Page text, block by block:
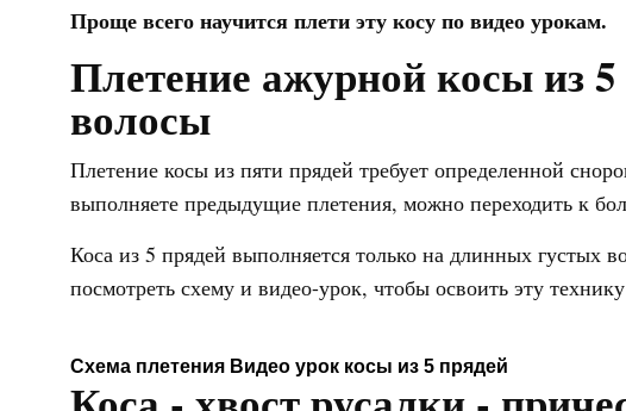
Проще всего научится плети эту косу по видео урокам.
Плетение ажурной косы из
волосы
Плетение косы из пяти прядей требует определенной
выполняете предыдущие плетения, можно переходить к
Коса из 5 прядей выполняется только на длинных густых
посмотреть схему и видео-урок, чтобы освоить эту
Схема плетения Видео урок косы из 5 прядей